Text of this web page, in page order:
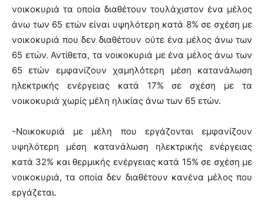
νοικοκυριά τα οποία διαθέτουν τουλάχιστον ένα μέλος
άνω των 65 ετών είναι υψηλότερη κατά 8% σε σχέση με
νοικοκυριά που δεν διαθέτουν ούτε ένα μέλος άνω των
65 ετών. Αντίθετα, τα νοικοκυριά με ένα μέλος άνω των
65 ετών εμφανίζουν χαμηλότερη μέση κατανάλωση
ηλεκτρικής ενέργειας κατά 17% σε σχέση με τα
νοικοκυριά χωρίς μέλη ηλικίας άνω των 65 ετών.
-Νοικοκυριά με μέλη που εργάζονται εμφανίζουν
υψηλότερη μέση κατανάλωση ηλεκτρικής ενέργειας
κατά 32% και θερμικής ενέργειας κατά 15% σε σχέση με
νοικοκυριά, τα οποία δεν διαθέτουν κανένα μέλος που
εργάζεται.